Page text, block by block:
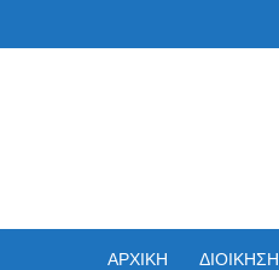
ΑΡΧΙΚΗ ΔΙΟΙΚΗΣΗ